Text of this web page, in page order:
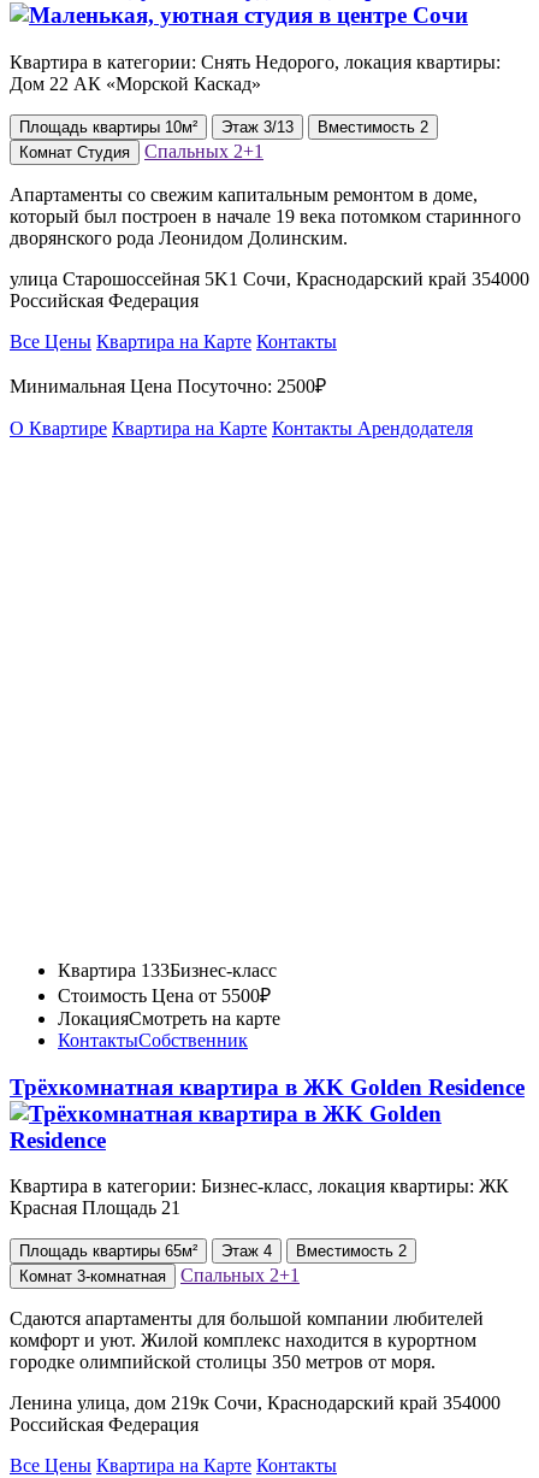
Квартира в категории: Снять Недорого, локация квартиры:
Дом 22 АК «Морской Каскад»
Площадь квартиры 10м² Этаж 3/13 Вместимость 2
Комнат Студия Спальных 2+1
Апартаменты со свежим капитальным ремонтом в доме,
который был построен в начале 19 века потомком старинного
дворянского рода Леонидом Долинским.
улица Старошоссейная 5K1 Сочи, Краснодарский край 354000
Российская Федерация
Все Цены Квартира на Карте Контакты
Минимальная Цена Посуточно: 2500₽
О Квартире Квартира на Карте Контакты Арендодателя
Квартира 133Бизнес-класс
Стоимость Цена от 5500₽
ЛокацияСмотреть на карте
КонтактыСобственник
Трёхкомнатная квартира в ЖK Golden Residence
Квартира в категории: Бизнес-класс, локация квартиры: ЖК
Красная Площадь 21
Площадь квартиры 65м² Этаж 4 Вместимость 2
Комнат 3-комнатная Спальных 2+1
Сдаются апартаменты для большой компании любителей
комфорт и уют. Жилой комплекс находится в курортном
городке олимпийской столицы 350 метров от моря.
Ленина улица, дом 219к Сочи, Краснодарский край 354000
Российская Федерация
Все Цены Квартира на Карте Контакты